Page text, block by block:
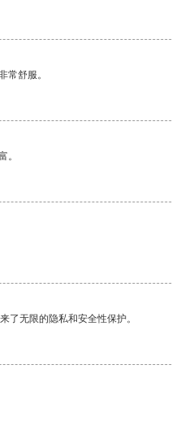
常舒服。
。
了无限的隐私和安全性保护。